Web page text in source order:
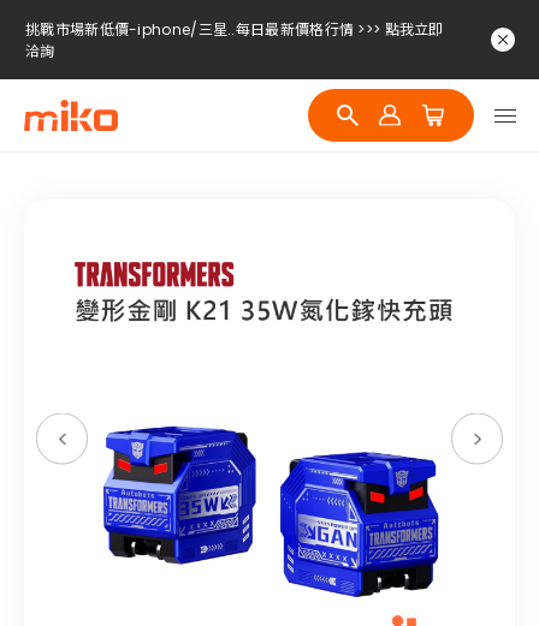
挑戰市場新低價-iphone/三星..每日最新價格行情 >>> 點我立即
洽詢
挑戰市場新低價-iphone/三星..每日最新價格行情 >>> 點我立即
洽詢
挑戰市場新低價-iphone/三星..每日最新價格行情 >>> 點我立即